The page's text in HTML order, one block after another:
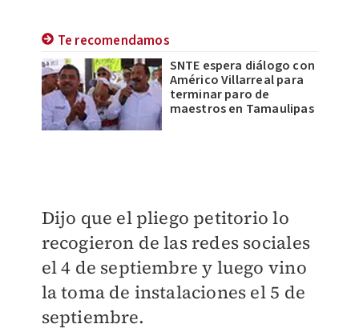
Te recomendamos
SNTE espera diálogo con
Américo Villarreal para
terminar paro de
maestros en Tamaulipas
Dijo que el pliego petitorio lo
recogieron de las redes sociales
el 4 de septiembre y luego vino
la toma de instalaciones el 5 de
septiembre.